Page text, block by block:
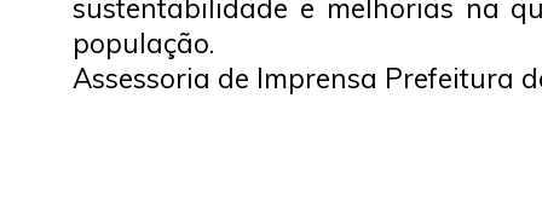
sustentabilidade e melhorias na
população.
Assessoria de Imprensa Prefeitura